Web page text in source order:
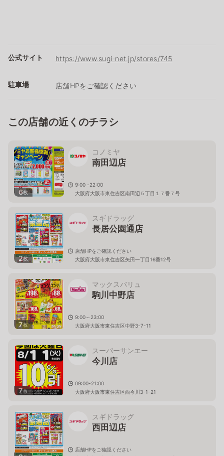
公式サイト https://www.sugi-net.jp/stores/745
駐車場 店舗HPをご確認ください
この店舗の近くのチラシ
6枚
コノミヤ
南田辺店
9:00 -22:00
大阪府大阪市東住吉区南田辺５丁目１７番７号
2枚
スギドラッグ
長居公園通店
店舗HPをご確認ください
大阪府大阪市東住吉区矢田一丁目16番12号
7枚
マックスバリュ
駒川中野店
9:00～23:00
大阪府大阪市東住吉区中野3-7-11
7枚
スーパーサンエー
今川店
09:00-21:00
大阪府大阪市東住吉区西今川3-1-21
スギドラッグ
西田辺店
店舗HPをご確認ください